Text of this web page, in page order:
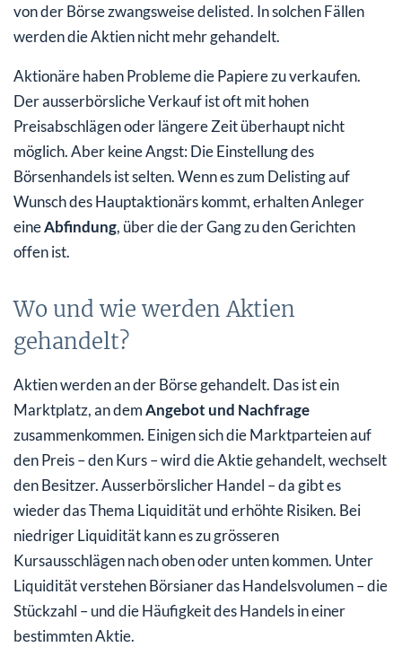
von der Börse zwangsweise delisted. In solchen Fällen
werden die Aktien nicht mehr gehandelt.
Aktionäre haben Probleme die Papiere zu verkaufen.
Der ausserbörsliche Verkauf ist oft mit hohen
Preisabschlägen oder längere Zeit überhaupt nicht
möglich. Aber keine Angst: Die Einstellung des
Börsenhandels ist selten. Wenn es zum Delisting auf
Wunsch des Hauptaktionärs kommt, erhalten Anleger
eineAbfindung, über die der Gang zu den Gerichten
offen ist.
Wo und wie werden Aktien
gehandelt?
Aktien werden an der Börse gehandelt. Das ist ein
Marktplatz, an demAngebot und Nachfrage
zusammenkommen. Einigen sich die Marktparteien auf
den Preis – den Kurs – wird die Aktie gehandelt, wechselt
den Besitzer. Ausserbörslicher Handel – da gibt es
wieder das Thema Liquidität und erhöhte Risiken. Bei
niedriger Liquidität kann es zu grösseren
Kursausschlägen nach oben oder unten kommen. Unter
Liquidität verstehen Börsianer das Handelsvolumen – die
Stückzahl – und die Häufigkeit des Handels in einer
bestimmten Aktie.